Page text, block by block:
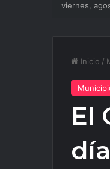
viernes,
Inicio /
El